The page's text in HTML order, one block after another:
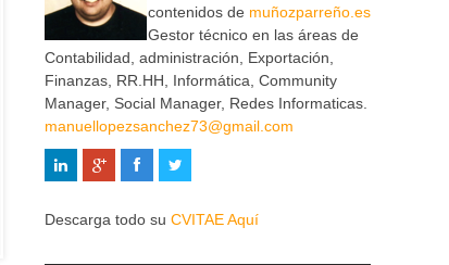
contenidos de muñozparreño.es
Gestor técnico en las áreas de
Contabilidad, administración, Exportación,
Finanzas, RR.HH, Informática, Community
Manager, Social Manager, Redes Informaticas.
manuellopezsanchez73@gmail.com
Descarga todo su CVITAE Aquí